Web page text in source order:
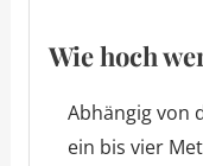
Wie hoch
Abhängig von
ein bis vier